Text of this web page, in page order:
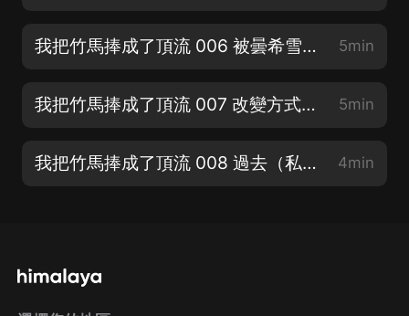
我把竹馬捧成了頂流 006 被曇希雪藏了三年（私信主播加專屬粉絲群） 5min
我把竹馬捧成了頂流 007 改變方式（私信主播加專屬粉絲群） 5min
我把竹馬捧成了頂流 008 過去（私信主播加專屬粉絲群） 4min